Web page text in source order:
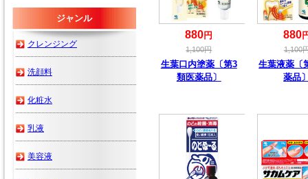
880円
1,100円
生葉口内塗薬〔第3
類医薬品〕
880
1,100
生葉液薬〔
薬品
ジャンル
クレンジング
洗顔料
化粧水
乳液
美容液